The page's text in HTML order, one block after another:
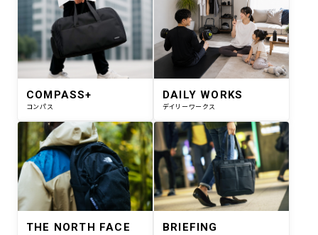
COMPASS+
コンパス
DAILY WORKS
デイリーワークス
THE NORTH FACE BRIEFING